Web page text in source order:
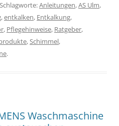
Anleitungen,AS Ulm,
,entkalken, Entkalkung,
, Pflegehinweise, Ratgeber,
,Schimmel,
.
Waschmaschine